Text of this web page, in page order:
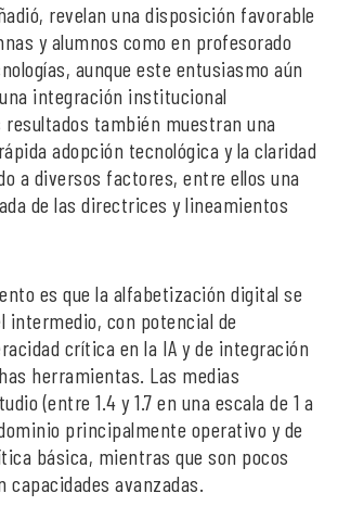
revelan una disposición favorable
y alumnos como en profesorado
aunque este entusiasmo aún
integración institucional
resultados también muestran una
adopción tecnológica y la claridad
a diversos factores, entre ellos una
de las directrices y lineamientos
es que la alfabetización digital se
intermedio, con potencial de
crítica en la IA y de integración
herramientas. Las medias
(entre 1.4 y 1.7 en una escala de 1 a
principalmente operativo y de
básica, mientras que son pocos
capacidades avanzadas.